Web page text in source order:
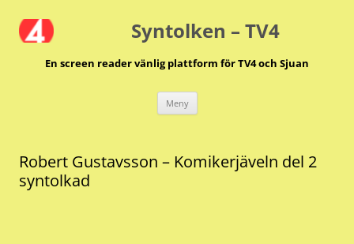
till
innehåll Syntolken – TV4
En screen reader vänlig plattform för TV4 och Sjuan
Meny
Robert Gustavsson – Komikerjäveln del 2
syntolkad